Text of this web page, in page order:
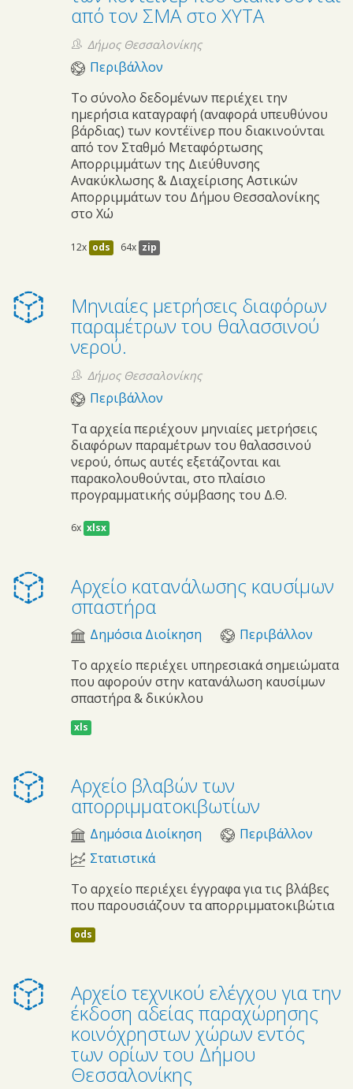
από τον ΣΜΑ στο ΧΥΤΑ
Δήμος Θεσσαλονίκης
Περιβάλλον
Το σύνολο δεδομένων περιέχει την
ημερήσια καταγραφή (αναφορά υπευθύνου
βάρδιας) των κοντέϊνερ που διακινούνται
από τον Σταθμό Μεταφόρτωσης
Απορριμμάτων της Διεύθυνσης
Ανακύκλωσης & Διαχείρισης Αστικών
Απορριμμάτων του Δήμου Θεσσαλονίκης
στο Χώ
12x ods 64x zip
Μηνιαίες μετρήσεις διαφόρων
παραμέτρων του θαλασσινού
νερού.
Δήμος Θεσσαλονίκης
Περιβάλλον
Τα αρχεία περιέχουν μηνιαίες μετρήσεις
διαφόρων παραμέτρων του θαλασσινού
νερού, όπως αυτές εξετάζονται και
παρακολουθούνται, στο πλαίσιο
προγραμματικής σύμβασης του Δ.Θ.
6x xlsx
Αρχείο κατανάλωσης καυσίμων
σπαστήρα
Δημόσια Διοίκηση
Περιβάλλον
Το αρχείο περιέχει υπηρεσιακά σημειώματα
που αφορούν στην κατανάλωση καυσίμων
σπαστήρα & δικύκλου
xls
Αρχείο βλαβών των
απορριμματοκιβωτίων
Δημόσια Διοίκηση
Περιβάλλον
Στατιστικά
Το αρχείο περιέχει έγγραφα για τις βλάβες
που παρουσιάζουν τα απορριμματοκιβώτια
ods
Αρχείο τεχνικού ελέγχου για την
έκδοση αδείας παραχώρησης
κοινόχρηστων χώρων εντός
των ορίων του Δήμου
Θεσσαλονίκης